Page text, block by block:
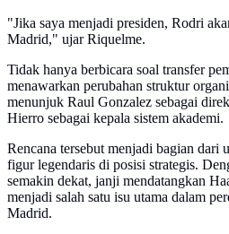
"Jika saya menjadi presiden, Rodri
Madrid," ujar Riquelme.
Tidak hanya berbicara soal transfer
menawarkan perubahan struktur
menunjuk Raul Gonzalez sebagai
Hierro sebagai kepala sistem akademi.
Rencana tersebut menjadi bagian dari
figur legendaris di posisi strategis.
semakin dekat, janji mendatangkan
menjadi salah satu isu utama dalam
Madrid.